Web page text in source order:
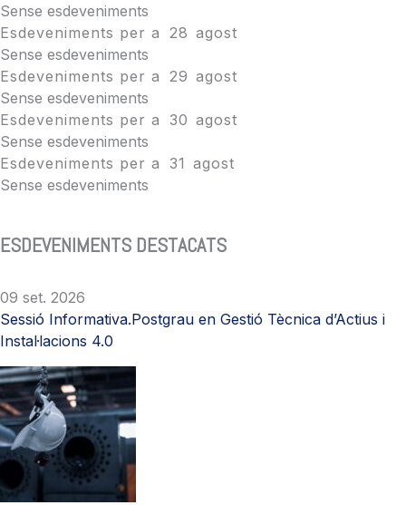
Sense esdeveniments
Esdeveniments per a
28 agost
Sense esdeveniments
Esdeveniments per a
29 agost
Sense esdeveniments
Esdeveniments per a 30 agost
Sense esdeveniments
Esdeveniments per a 31 agost
Sense esdeveniments
ESDEVENIMENTS DESTACATS
09 set. 2026
Sessió Informativa.Postgrau en Gestió Tècnica d’Actius i
Instal·lacions 4.0